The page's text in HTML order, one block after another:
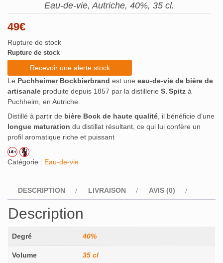
Eau-de-vie, Autriche, 40%, 35 cl.
49€
Rupture de stock
Rupture de stock
Recevoir une alerte stock
Le Puchheimer Bockbierbrand est une eau‑de‑vie de bière de
artisanale produite depuis 1857 par la distillerie S. Spitz à
Puchheim, en Autriche.
Distillé à partir de bière Bock de haute qualité , il bénéficie d’une
longue maturation du distillat résultant, ce qui lui confère un
profil aromatique riche et puissant
Catégorie : Eau-de-vie
DESCRIPTION LIVRAISON AVIS (0)
Description
Degré 40%
Volume 35 cl